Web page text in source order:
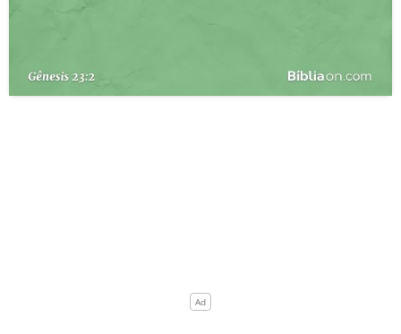
PERGUNTE À BÍBLIA